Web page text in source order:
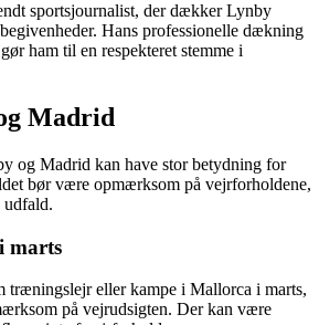
sportsjournalist, der dækker Lynby
Hans professionelle dækning
ham til en respekteret stemme i
Madrid
og Madrid kan have stor betydning for
bør være opmærksom på vejrforholdene,
udfald.
marts
træningslejr eller kampe i Mallorca i marts,
på vejrudsigten. Der kan være